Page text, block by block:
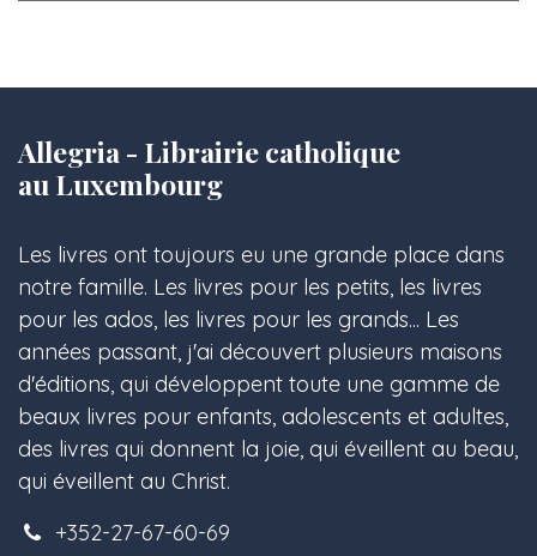
Allegria - Librairie catholique
au Luxembourg
Les livres ont toujours eu une grande place dans
notre famille. Les livres pour les petits, les livres
pour les ados, les livres pour les grands... Les
années passant, j'ai découvert plusieurs maisons
d'éditions, qui développent toute une gamme de
beaux livres pour enfants, adolescents et adultes,
des livres qui donnent la joie, qui éveillent au beau,
qui éveillent au Christ.
+352-27-67-60-69